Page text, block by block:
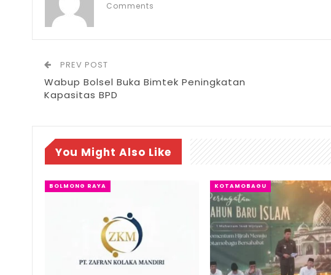
Comments
PREV POST
Wabup Bolsel Buka Bimtek Peningkatan
Kapasitas BPD
You Might Also Like
BOLMONG RAYA KOTAMOBAGU